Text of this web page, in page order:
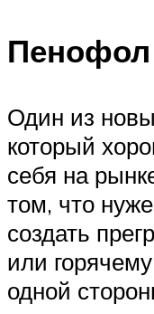
Пенофол
Один из
который
себя на
том, что
создать
или
одной